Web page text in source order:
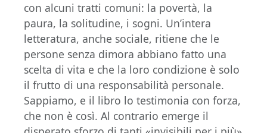
con alcuni tratti comuni: la povertà, la
paura, la solitudine, i sogni. Un’intera
letteratura, anche sociale, ritiene che le
persone senza dimora abbiano fatto una
scelta di vita e che la loro condizione è solo
il frutto di una responsabilità personale.
Sappiamo, e il libro lo testimonia con forza,
che non è così. Al contrario emerge il